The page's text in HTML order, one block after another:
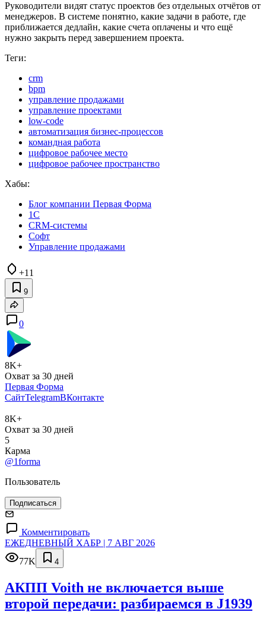
Руководители видят статус проектов без отдельных отчётов от
менеджеров. В системе понятно, какие задачи в работе, где
приближается дедлайн, какие счета оплачены и что ещё
нужно закрыть перед завершением проекта.
Теги:
crm
bpm
управление продажами
управление проектами
low-code
автоматизация бизнес-процессов
командная работа
цифровое рабочее место
цифровое рабочее пространство
Хабы:
Блог компании Первая Форма
1С
CRM-системы
Софт
Управление продажами
+11
9
0
8K+
Охват за 30 дней
Первая Форма
СайтTelegramВКонтакте
8K+
Охват за 30 дней
5
Карма
@1forma
Пользователь
Подписаться
Комментировать
ЕЖЕДНЕВНЫЙ ХАБР | 7 АВГ 2026
77K
4
АКПП Voith не включается выше
второй передачи: разбираемся в J1939